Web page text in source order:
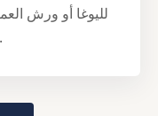
لليوغا أو ورش
والشمس تشرق طوال العام تقريبًا.